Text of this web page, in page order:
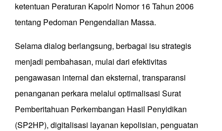
ketentuan Peraturan Kapolri Nomor 16 Tahun 2006
tentang Pedoman Pengendalian Massa.
Selama dialog berlangsung, berbagai isu strategis
menjadi pembahasan, mulai dari efektivitas
pengawasan internal dan eksternal, transparansi
penanganan perkara melalui optimalisasi Surat
Pemberitahuan Perkembangan Hasil Penyidikan
(SP2HP), digitalisasi layanan kepolisian, penguatan